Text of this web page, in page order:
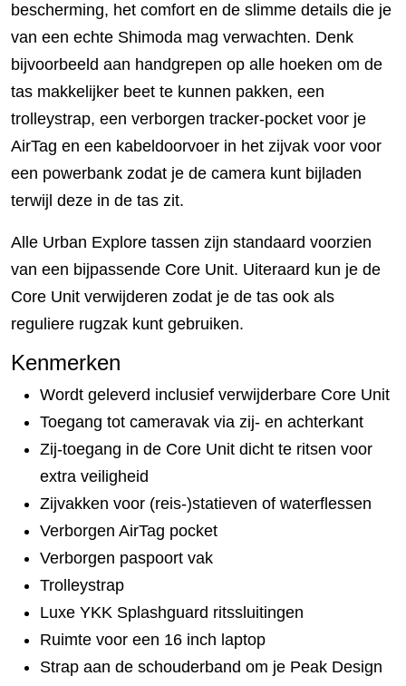
bescherming, het comfort en de slimme details die je
van een echte Shimoda mag verwachten. Denk
bijvoorbeeld aan handgrepen op alle hoeken om de
tas makkelijker beet te kunnen pakken, een
trolleystrap, een verborgen tracker-pocket voor je
AirTag en een kabeldoorvoer in het zijvak voor voor
een powerbank zodat je de camera kunt bijladen
terwijl deze in de tas zit.
Alle Urban Explore tassen zijn standaard voorzien
van een bijpassende Core Unit. Uiteraard kun je de
Core Unit verwijderen zodat je de tas ook als
reguliere rugzak kunt gebruiken.
Kenmerken
Wordt geleverd inclusief verwijderbare Core Unit
Toegang tot cameravak via zij- en achterkant
Zij-toegang in de Core Unit dicht te ritsen voor
extra veiligheid
Zijvakken voor (reis-)statieven of waterflessen
Verborgen AirTag pocket
Verborgen paspoort vak
Trolleystrap
Luxe YKK Splashguard ritssluitingen
Ruimte voor een 16 inch laptop
Strap aan de schouderband om je Peak Design